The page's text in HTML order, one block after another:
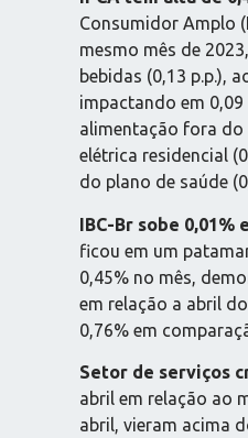
Consumidor Amplo
mesmo mês de
bebidas (0,13 p.p.),
impactando em
alimentação fora do
elétrica residencial
do plano de saúde
IBC-Br sobe
ficou em um
0,45% no mês,
em relação a abril
0,76% em
Setor de serviços
abril em relação ao
abril, vieram acima